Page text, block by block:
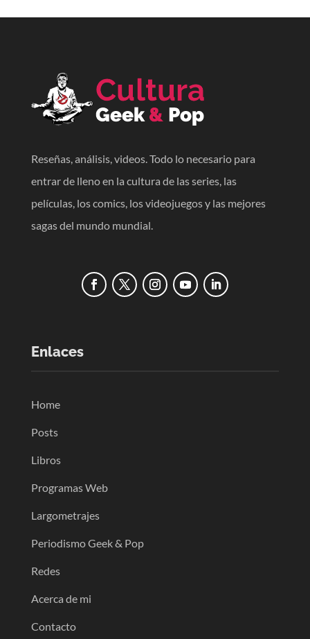
Reseñas, análisis, videos. Todo lo necesario para
entrar de lleno en la cultura de las series, las
películas, los comics, los videojuegos y las mejores
sagas del mundo mundial.
Enlaces
Home
Posts
Libros
Programas Web
Largometrajes
Periodismo Geek & Pop
Redes
Acerca de mi
Contacto